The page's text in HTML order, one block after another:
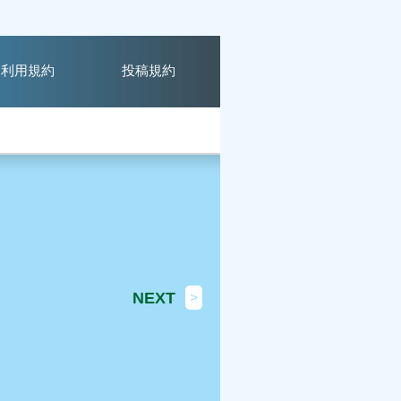
利用規約 投稿規約
NEXT >